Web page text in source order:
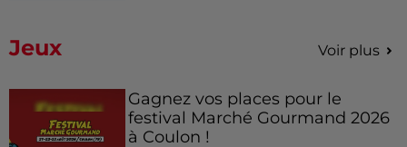
Jeux Voir plus
Gagnez vos places pour le
festival Marché Gourmand 2026
à Coulon !